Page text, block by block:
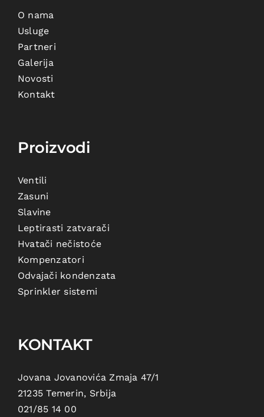
O nama
Usluge
Partneri
Galerija
Novosti
Kontakt
Proizvodi
Ventili
Zasuni
Slavine
Leptirasti zatvarači
Hvatači nečistoće
Kompenzatori
Odvajači kondenzata
Sprinkler sistemi
KONTAKT
Jovana Jovanovića Zmaja 47/1
21235 Temerin, Srbija
021/85 14 00